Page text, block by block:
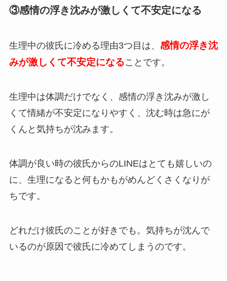
③感情の浮き沈みが激しくて不安定になる
生理中の彼氏に冷める理由3つ目は、 感情の浮き沈
みが激しくて不安定になることです。
生理中は体調だけでなく、感情の浮き沈みが激し
くて情緒が不安定になりやすく、沈む時は急にが
くんと気持ちが沈みます。
体調が良い時の彼氏からのLINEはとても嬉しいの
に、生理になると何もかもがめんどくさくなりが
ちです。
どれだけ彼氏のことが好きでも。気持ちが沈んで
いるのが原因で彼氏に冷めてしまうのです。